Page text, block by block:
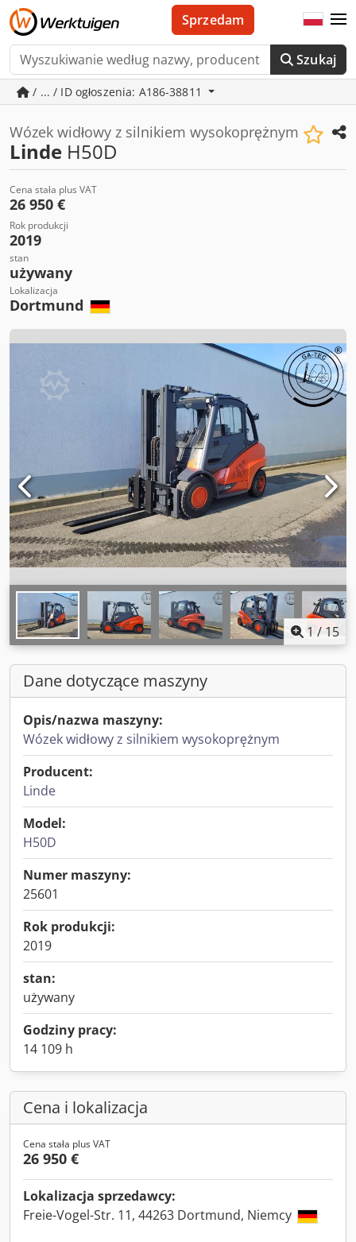
Szukaj
Sprzedam
/ ... / ID ogłoszenia: A186-38811
Wózek widłowy z silnikiem wysokoprężnym
Linde H50D
Cena stała plus VAT
26 950 €
Rok produkcji
2019
stan
używany
Lokalizacja
Dortmund
1 / 15
Dane dotyczące maszyny
Opis/nazwa maszyny:
Wózek widłowy z silnikiem wysokoprężnym
Producent:
Linde
Model:
H50D
Numer maszyny:
25601
Rok produkcji:
2019
stan:
używany
Godziny pracy:
14 109 h
Cena i lokalizacja
Cena stała plus VAT
26 950 €
Lokalizacja sprzedawcy:
Freie-Vogel-Str. 11, 44263 Dortmund, Niemcy